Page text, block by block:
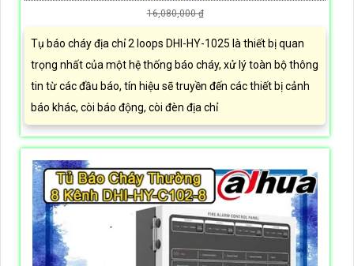
16,080,000 ₫
Tụ báo cháy địa chỉ 2 loops DHI-HY-1025 là thiết bị quan
trọng nhất của một hệ thống báo cháy, xử lý toàn bộ thông
tin từ các đầu báo, tín hiệu sẽ truyền đến các thiết bị cảnh
báo khác, còi báo động, còi đèn địa chỉ